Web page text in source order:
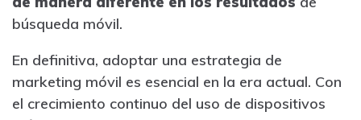
búsqueda móvil.
En definitiva, adoptar una estrategia de
marketing móvil es esencial en la era actual. Con
el crecimiento continuo del uso de dispositivos